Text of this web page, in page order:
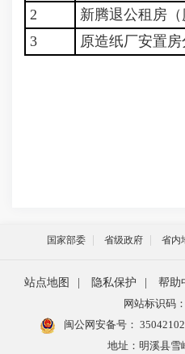
2
新腾退公租房（
3
原造纸厂安置
国家部委 省级政府 省内
站点地图 隐私保护 帮助
网站标识码
闽公网安备号：
地址：明溪县雪